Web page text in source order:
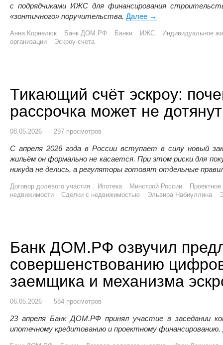
с подрядчиками ИЖС для финансирования
«зонтичного» поручительства. Далее Банк ДОМ.РФ первым
→
Анна Корнелюк Банк ДОМ.РФ Банки ИЖС
Индивидуальное
организации
Эскроу-счета
Тикающий счёт эскроу:
рассрочка может не
08.05.2026 297 просмотров
С апреля 2026 года в России вступает в силу новый
жильём он формально не касается. При этом риски для
никуда не делись, а регуляторы готовят отдельные
Договор долевого участия Ипотека Минстрой России
недвижимости
Сделки с недвижимостью Эльвира Набиуллина
Банк ДОМ.РФ озвучил
совершенствованию
заемщика и механизма
06.05.2026 584 просмотров
23 апреля Банк ДОМ.РФ принял участие в заседании
ипотечному кредитованию и проектному финансированию.